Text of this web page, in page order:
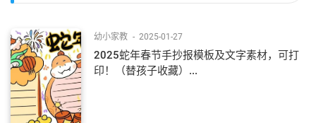
幼小家教 - 2025-01-27
2025蛇年春节手抄报模板及文字素材，可打
印！（替孩子收藏）...